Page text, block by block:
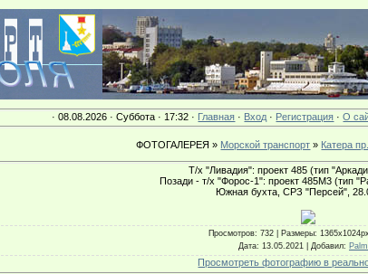
· 08.08.2026 · Суббота · 17:32 · Главная · Вход · Регистрация ·О
ФОТОГАЛЕРЕЯ » Морской транспорт » Катера
Т/х "Ливадия": проект 485 (тип
Позади - т/х "Форос-1": проект 485М3 (тип
Южная бухта, СРЗ "Персей",
Просмотров: 732 | Размеры:
Дата: 13.05.2021 | Добавил:
Просмотреть фотографию в